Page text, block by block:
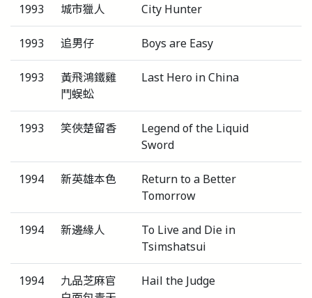
1993 城市獵人 City Hunter
1993 追男仔 Boys are Easy
1993
黃飛鴻鐵雞
鬥蜈蚣
Last Hero in China
1993 笑俠楚留香
Legend of the Liquid
Sword
1994 新英雄本色
Return to a Better
Tomorrow
1994 新邊緣人
To Live and Die in
Tsimshatsui
1994
九品芝麻官
Hail the Judge